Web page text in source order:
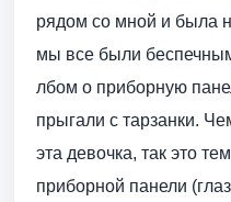
рядом со мной и была
мы все были
лбом о приборную
прыгали с тарзанки.
эта девочка, так это
приборной панели